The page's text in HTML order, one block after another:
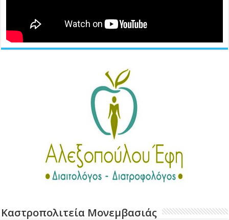
Καστροπολιτεία Μονεμβασιάς